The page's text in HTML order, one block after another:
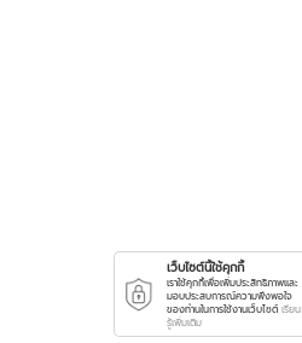
เว็บไซต์นี้ใช้คุกกี้
เราใช้คุกกี้เพื่อเพิ่มประสิทธิภาพและ
มอบประสบการณ์ความพึงพอใจ
ของท่านในการใช้งานเว็บไซต์ เรียน
รู้เพิ่มเติม